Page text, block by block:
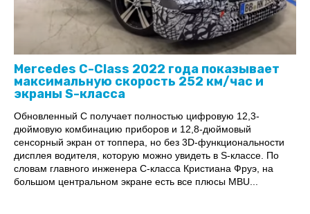
Mercedes C-Class 2022 года показывает
максимальную скорость 252 км/час и
экраны S-класса
Обновленный C получает полностью цифровую 12,3-
дюймовую комбинацию приборов и 12,8-дюймовый
сенсорный экран от топпера, но без 3D-функциональности
дисплея водителя, которую можно увидеть в S-классе. По
словам главного инженера C-класса Кристиана Фруэ, на
большом центральном экране есть все плюсы MBU...